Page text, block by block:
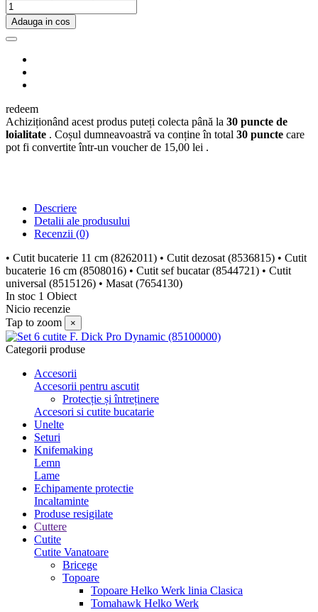
Adauga in cos
redeem
Achiziționând acest produs puteți colecta până la 30 puncte de
loialitate . Coșul dumneavoastră va conține în total 30 puncte care
pot fi convertite într-un voucher de 15,00 lei .
Descriere
Detalii ale produsului
Recenzii (0)
• Cutit bucaterie 11 cm (8262011) • Cutit dezosat (8536815) • Cutit
bucaterie 16 cm (8508016) • Cutit sef bucatar (8544721) • Cutit
universal (8515126) • Masat (7654130)
In stoc 1 Obiect
Nicio recenzie
Tap to zoom
×
Categorii produse
Accesorii
Accesorii pentru ascutit
Protecție și întreținere
Accesori si cutite bucatarie
Unelte
Seturi
Knifemaking
Lemn
Lame
Echipamente protectie
Incaltaminte
Produse resigilate
Cuttere
Cutite
Cutite Vanatoare
Bricege
Topoare
Topoare Helko Werk linia Clasica
Tomahawk Helko Werk